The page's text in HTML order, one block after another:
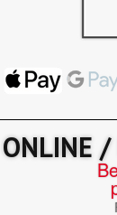
ONLINE /